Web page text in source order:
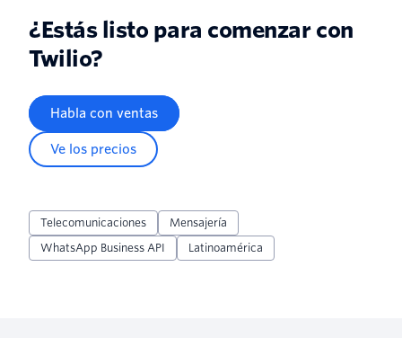
¿Estás listo para comenzar con
Twilio?
Habla con ventas
Ve los precios
Telecomunicaciones
Mensajería
WhatsApp Business API
Latinoamérica